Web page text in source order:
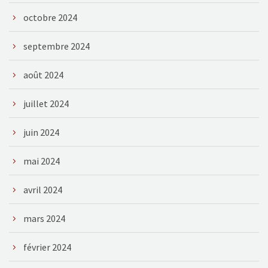
octobre 2024
septembre 2024
août 2024
juillet 2024
juin 2024
mai 2024
avril 2024
mars 2024
février 2024